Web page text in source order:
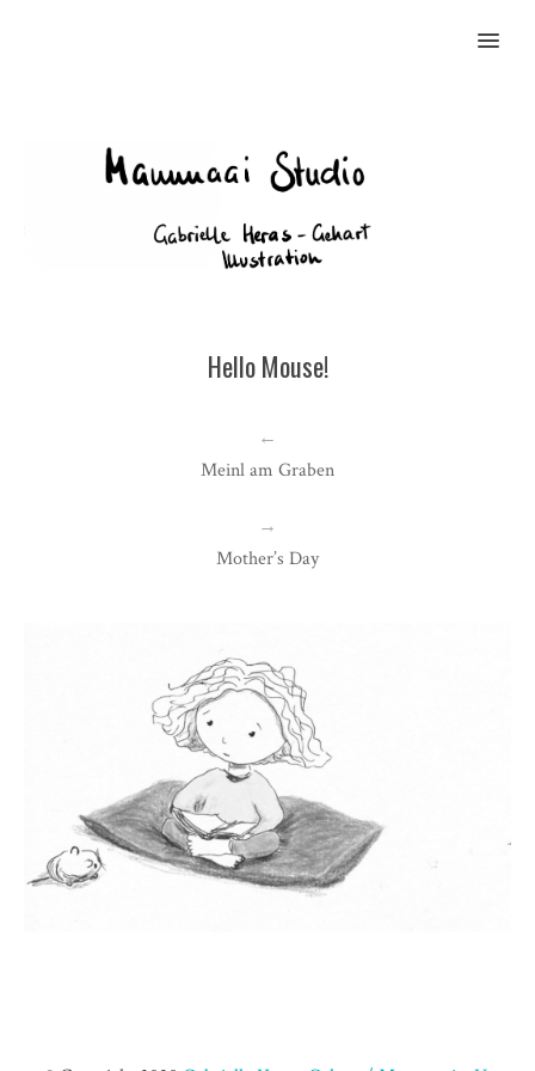
MENU
Hello Mouse!
←
Meinl am Graben
→
Mother’s Day